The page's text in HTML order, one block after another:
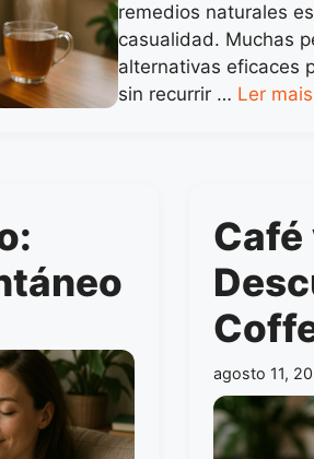
remedios naturales
casualidad. Muchas
alternativas eficaces
sin recurrir … Ler mais
Café
agosto 11,